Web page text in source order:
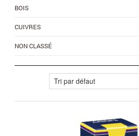
BOIS
CUIVRES
NON CLASSÉ